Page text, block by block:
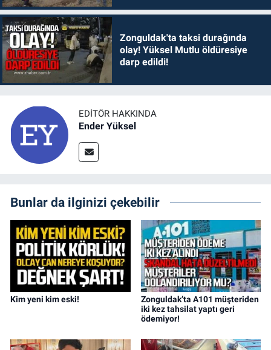
Zonguldak'ta taksi durağında
olay! Yüksel Mutlu öldüresiye
darp edildi!
EDITÖR HAKKINDA
Ender Yüksel
Bunlar da ilginizi çekebilir
Kim yeni kim eski!
Zonguldak’ta A101 müşteriden
iki kez tahsilat yaptı geri
ödemiyor!